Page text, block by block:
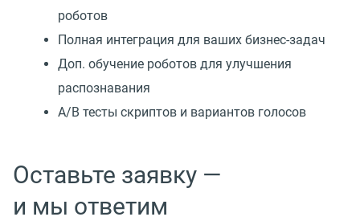
роботов
Полная интеграция для ваших бизнес-задач
Доп. обучение роботов для улучшения
распознавания
А/В тесты скриптов и вариантов голосов
Оставьте заявку —
и мы ответим